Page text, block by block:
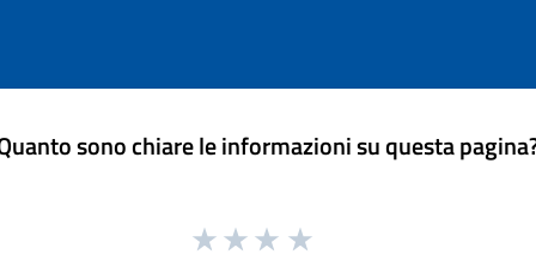
sono chiare le informazioni su questa